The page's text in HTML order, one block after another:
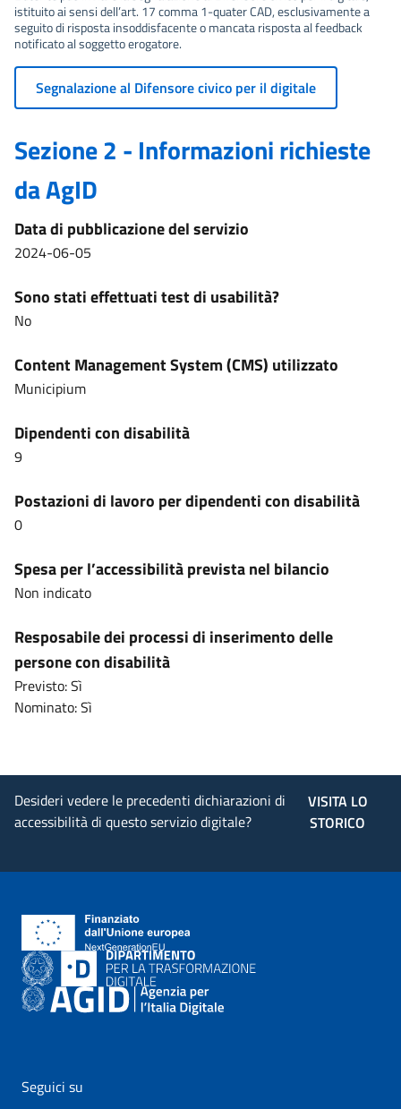
istituito ai sensi dell’art. 17 comma 1-quater CAD, esclusivamente a
seguito di risposta insoddisfacente o mancata risposta al feedback
notificato al soggetto erogatore.
Segnalazione al Difensore civico per il digitale
Sezione 2 - Informazioni richieste
da AgID
Data di pubblicazione del servizio
2024-06-05
Sono stati effettuati test di usabilità?
No
Content Management System (CMS) utilizzato
Municipium
Dipendenti con disabilità
9
Postazioni di lavoro per dipendenti con disabilità
0
Spesa per l’accessibilità prevista nel bilancio
Non indicato
Resposabile dei processi di inserimento delle
persone con disabilità
Previsto: Sì
Nominato: Sì
Desideri vedere le precedenti dichiarazioni di
accessibilità di questo servizio digitale?
VISITA LO
STORICO
Seguici su